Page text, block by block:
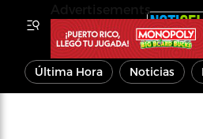
Última Hora Noticias
Advertisements